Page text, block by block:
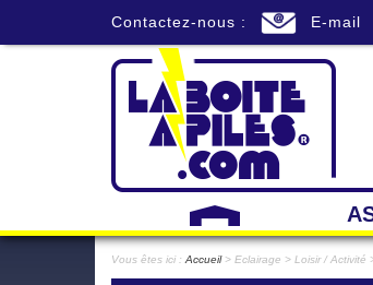
Contactez-nous : E-mail
Vous êtes ici : Accueil> Eclairage > Loisir / Activité